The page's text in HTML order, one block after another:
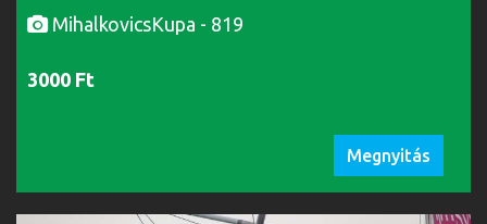
MihalkovicsKupa - 819
3000 Ft
Megnyitás